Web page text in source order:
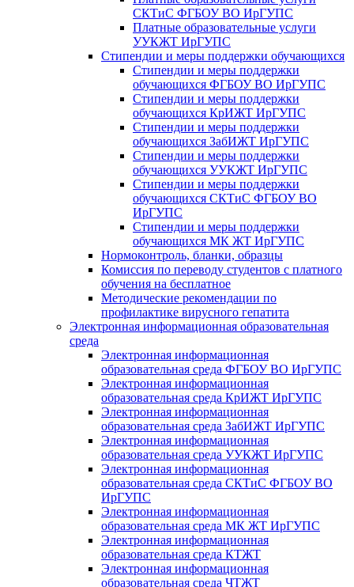
СКТиС ФГБОУ ВО ИрГУПС
Платные образовательные услуги
УУКЖТ ИрГУПС
Стипендии и меры поддержки обучающихся
Стипендии и меры поддержки
обучающихся ФГБОУ ВО ИрГУПС
Стипендии и меры поддержки
обучающихся КрИЖТ ИрГУПС
Стипендии и меры поддержки
обучающихся ЗабИЖТ ИрГУПС
Стипендии и меры поддержки
обучающихся УУКЖТ ИрГУПС
Стипендии и меры поддержки
обучающихся СКТиС ФГБОУ ВО
ИрГУПС
Стипендии и меры поддержки
обучающихся МК ЖТ ИрГУПС
Нормоконтроль, бланки, образцы
Комиссия по переводу студентов с платного
обучения на бесплатное
Методические рекомендации по
профилактике вирусного гепатита
Электронная информационная образовательная
среда
Электронная информационная
образовательная среда ФГБОУ ВО ИрГУПС
Электронная информационная
образовательная среда КрИЖТ ИрГУПС
Электронная информационная
образовательная среда ЗабИЖТ ИрГУПС
Электронная информационная
образовательная среда УУКЖТ ИрГУПС
Электронная информационная
образовательная среда СКТиС ФГБОУ ВО
ИрГУПС
Электронная информационная
образовательная среда МК ЖТ ИрГУПС
Электронная информационная
образовательная среда КТЖТ
Электронная информационная
образовательная среда ЧТЖТ